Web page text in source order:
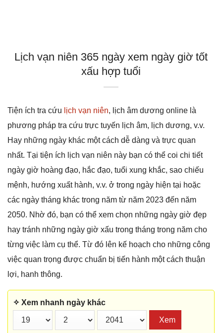
Lịch vạn niên 365 ngày xem ngày giờ tốt
xấu hợp tuổi
Tiện ích tra cứu lịch vạn niên, lịch âm dương online là
phương pháp tra cứu trực tuyến lịch âm, lịch dương, v.v.
Hay những ngày khác một cách dễ dàng và trực quan
nhất. Tại tiện ích lịch vạn niên này bạn có thể coi chi tiết
ngày giờ hoàng đạo, hắc đạo, tuổi xung khắc, sao chiếu
mệnh, hướng xuất hành, v.v. ở trong ngày hiện tại hoặc
các ngày tháng khác trong năm từ năm 2023 đến năm
2050. Nhờ đó, bạn có thể xem chọn những ngày giờ đẹp
hay tránh những ngày giờ xấu trong tháng trong năm cho
từng việc làm cụ thể. Từ đó lên kế hoạch cho những công
việc quan trọng được chuẩn bị tiến hành một cách thuận
lợi, hanh thông.
✧ Xem nhanh ngày khác
Xem